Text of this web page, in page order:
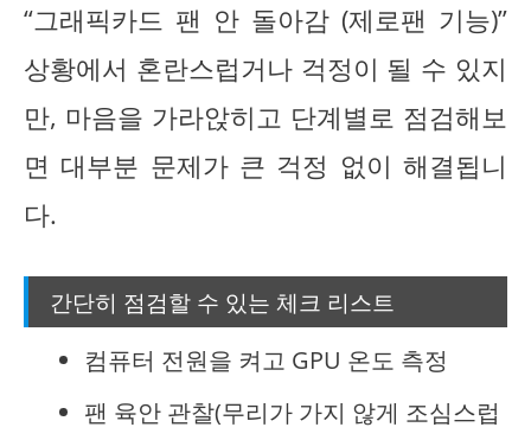
“그래픽카드 팬 안 돌아감 (제로팬 기능)”
상황에서 혼란스럽거나 걱정이 될 수 있지
만, 마음을 가라앉히고 단계별로 점검해보
면 대부분 문제가 큰 걱정 없이 해결됩니
다.
간단히 점검할 수 있는 체크 리스트
컴퓨터 전원을 켜고 GPU 온도 측정
팬 육안 관찰(무리가 가지 않게 조심스럽